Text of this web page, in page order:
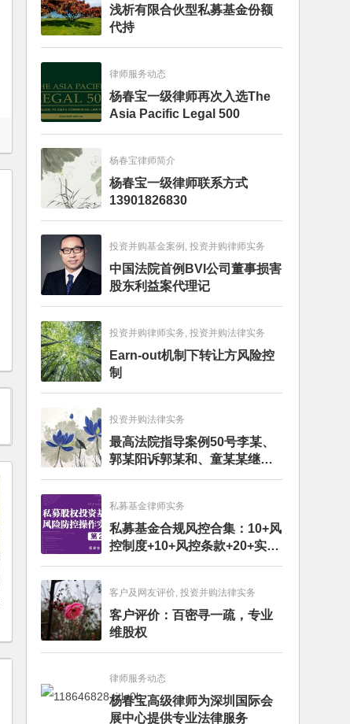
浅析有限合伙型私募基金份额
代持
律师服务动态
杨春宝一级律师再次入选The
Asia Pacific Legal 500
杨春宝律师简介
杨春宝一级律师联系方式
13901826830
投资并购基金案例, 投资并购律师实务
中国法院首例BVI公司董事损害
股东利益案代理记
投资并购律师实务, 投资并购法律实务
Earn-out机制下转让方风险控
制
投资并购法律实务
最高法院指导案例50号李某、
郭某阳诉郭某和、童某某继承
纠纷案
私募基金律师实务
私募基金合规风控合集：10+风
控制度+10+风控条款+20+实务
文章+每月动态
客户及网友评价, 投资并购法律实务
客户评价：百密寻一疏，专业
维股权
律师服务动态
杨春宝高级律师为深圳国际会
展中心提供专业法律服务